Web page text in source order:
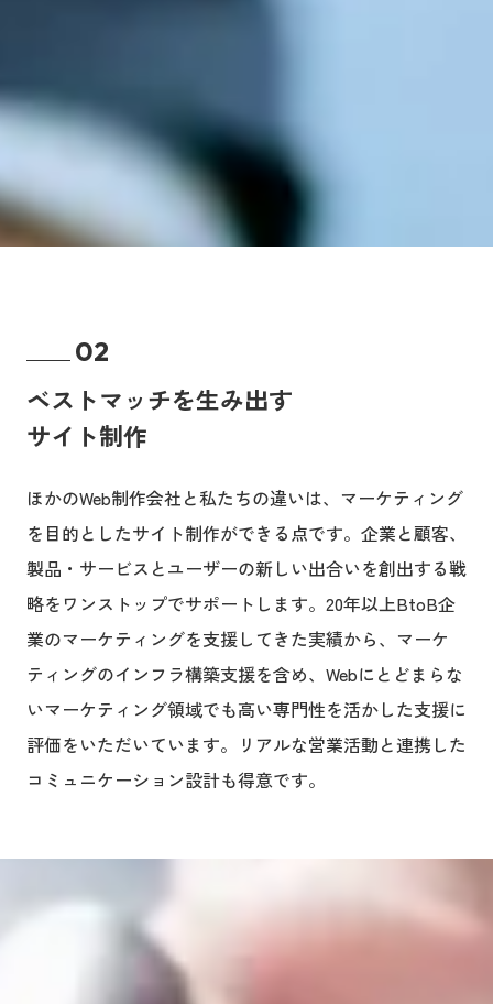
02
ベストマッチを生み出す
サイト制作
ほかのWeb制作会社と私たちの違いは、マーケティング
を目的としたサイト制作ができる点です。企業と顧客、
製品・サービスとユーザーの新しい出合いを創出する戦
略をワンストップでサポートします。20年以上BtoB企
業のマーケティングを支援してきた実績から、マーケ
ティングのインフラ構築支援を含め、Webにとどまらな
いマーケティング領域でも高い専門性を活かした支援に
評価をいただいています。リアルな営業活動と連携した
コミュニケーション設計も得意です。